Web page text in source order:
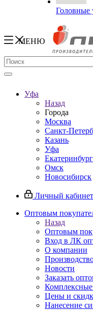
Головные
МЕНЮ
Уфа
Назад
Города
Москва
Санкт-
Казань
Уфа
Екатеринбург
Омск
Новосибирск
Личный кабинет
Оптовым
Назад
Оптовым
Вход в ЛК
О компании
Новости
Заказать
Комплексные
Цены и
Нанесение